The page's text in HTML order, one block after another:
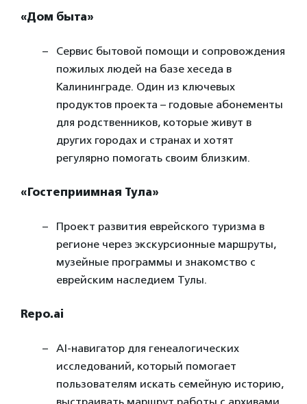
«Дом быта»
Сервис бытовой помощи и сопровождения
пожилых людей на базе хеседа в
Калининграде. Один из ключевых
продуктов проекта – годовые абонементы
для родственников, которые живут в
других городах и странах и хотят
регулярно помогать своим близким.
«Гостеприимная Тула»
Проект развития еврейского туризма в
регионе через экскурсионные маршруты,
музейные программы и знакомство с
еврейским наследием Тулы.
Repo.ai
AI-навигатор для генеалогических
исследований, который помогает
пользователям искать семейную историю,